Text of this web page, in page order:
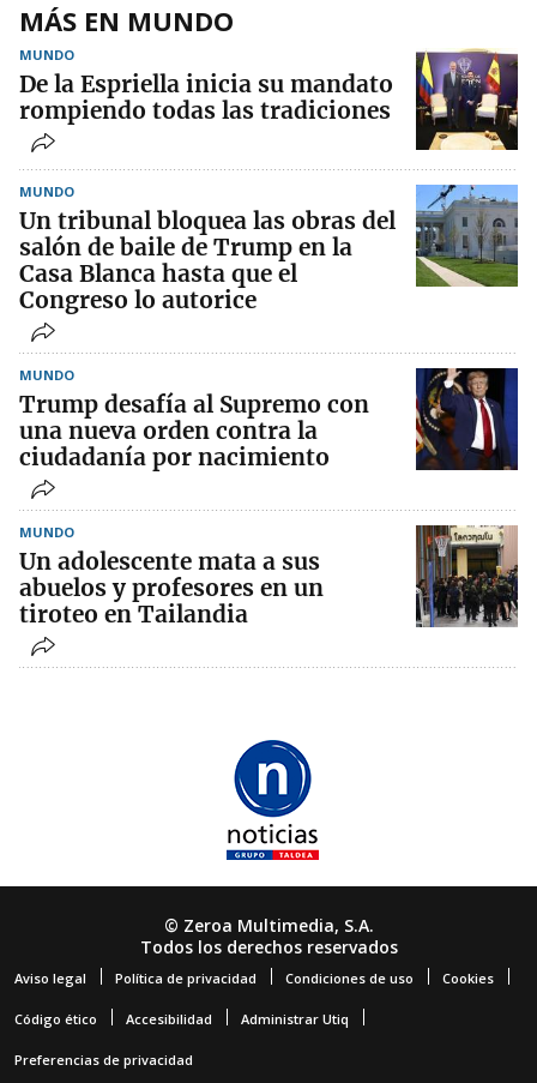
MÁS EN MUNDO
MUNDO
De la Espriella inicia su mandato
rompiendo todas las tradiciones
MUNDO
Un tribunal bloquea las obras del
salón de baile de Trump en la
Casa Blanca hasta que el
Congreso lo autorice
MUNDO
Trump desafía al Supremo con
una nueva orden contra la
ciudadanía por nacimiento
MUNDO
Un adolescente mata a sus
abuelos y profesores en un
tiroteo en Tailandia
© Zeroa Multimedia, S.A.
Todos los derechos reservados
Aviso legal Política de privacidad Condiciones de uso Cookies
Código ético Accesibilidad Administrar Utiq
Preferencias de privacidad